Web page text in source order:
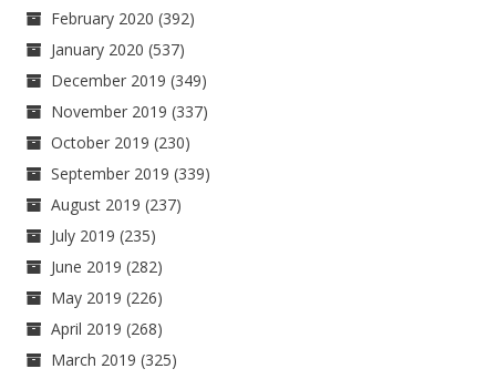
February 2020 (392)
January 2020 (537)
December 2019 (349)
November 2019 (337)
October 2019 (230)
September 2019 (339)
August 2019 (237)
July 2019 (235)
June 2019 (282)
May 2019 (226)
April 2019 (268)
March 2019 (325)